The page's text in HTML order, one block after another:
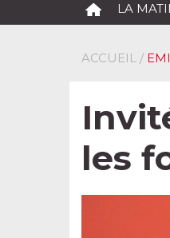
LA
ACCUEIL /
les